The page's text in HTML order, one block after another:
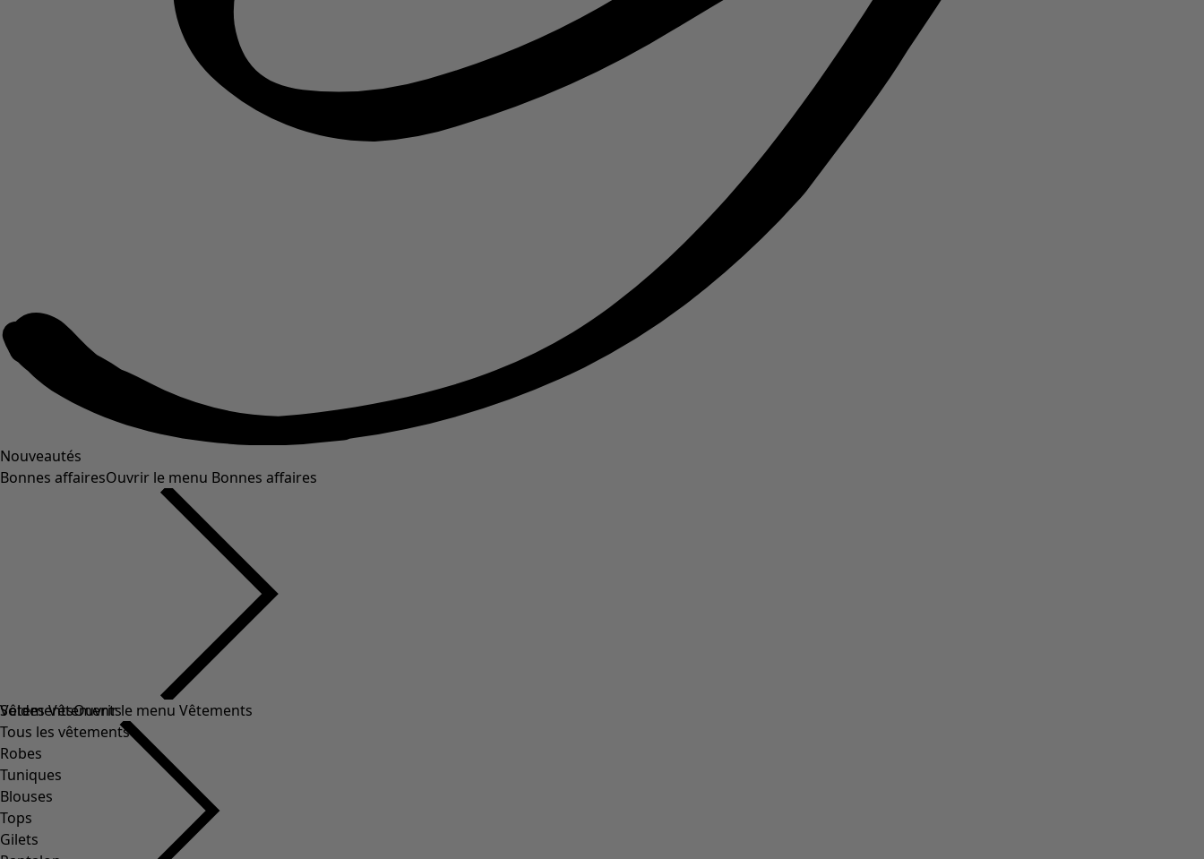
Nouveautés
Bonnes affairesOuvrir le menu Bonnes affaires
Soldes Vêtements
Tous les vêtements
Robes
Tuniques
Blouses
Tops
Gilets
VêtementsOuvrir le menu Vêtements